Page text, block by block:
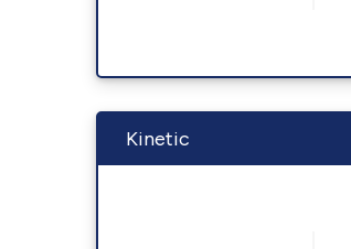
Kinetic